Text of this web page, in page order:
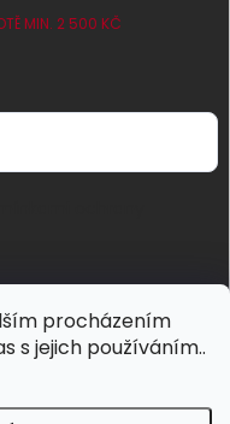
procházením
s jejich používáním..
MIN. 2 500 KČ